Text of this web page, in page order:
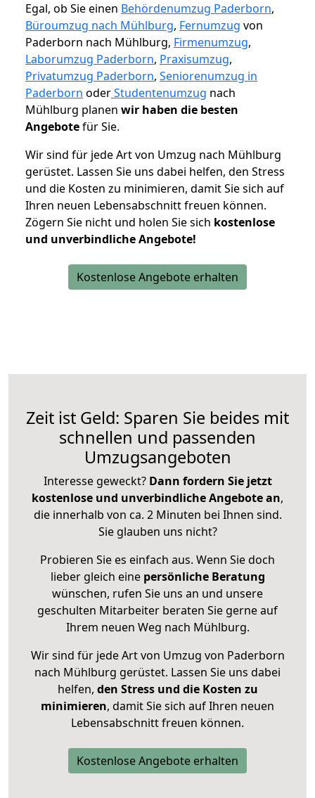
Egal, ob Sie einen Behördenumzug Paderborn,
Büroumzug nach Mühlburg, Fernumzug von
Paderborn nach Mühlburg, Firmenumzug,
Laborumzug Paderborn, Praxisumzug,
Privatumzug Paderborn, Seniorenumzug in
Paderborn oderStudentenumzug nach
Mühlburg planen wir haben die besten
Angebotefür Sie.
Wir sind für jede Art von Umzug nach Mühlburg
gerüstet. Lassen Sie uns dabei helfen, den Stress
und die Kosten zu minimieren, damit Sie sich auf
Ihren neuen Lebensabschnitt freuen können.
Zögern Sie nicht und holen Sie sich kostenlose
und unverbindliche Angebote!
Kostenlose Angebote erhalten
Zeit ist Geld: Sparen Sie beides mit
schnellen und passenden
Umzugsangeboten
Interesse geweckt? Dann fordern Sie jetzt
kostenlose und unverbindliche Angebote an,
die innerhalb von ca. 2 Minuten bei Ihnen sind.
Sie glauben uns nicht?
Probieren Sie es einfach aus. Wenn Sie doch
lieber gleich eine persönliche Beratung
wünschen, rufen Sie uns an und unsere
geschulten Mitarbeiter beraten Sie gerne auf
Ihrem neuen Weg nach Mühlburg.
Wir sind für jede Art von Umzug von Paderborn
nach Mühlburg gerüstet. Lassen Sie uns dabei
helfen, den Stress und die Kosten zu
minimieren, damit Sie sich auf Ihren neuen
Lebensabschnitt freuen können.
Kostenlose Angebote erhalten